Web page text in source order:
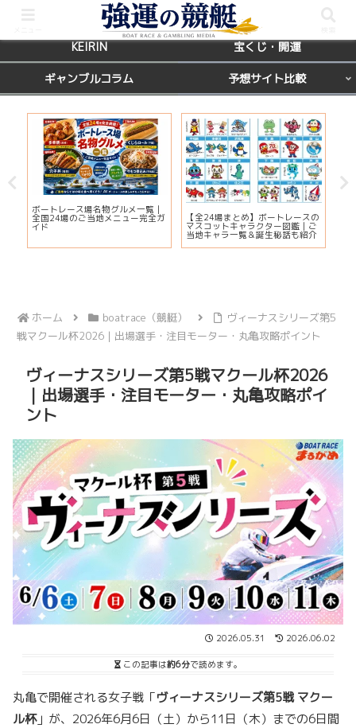
BOATRACE レース場ガイド
KEIRIN 宝くじ・開運
ギャンブルコラム 予想サイト比較
ボートレース場名物グルメ一覧｜
全国24場のご当地メニュー完全ガ
イド
【全24場まとめ】ボートレースの
マスコットキャラクター図鑑｜ご
当地キャラ一覧＆誕生秘話も紹介
ホーム boatrace（競艇）
ヴィーナスシリーズ第5
戦マクール杯2026｜出場選手・注目モーター・丸亀攻略ポイント
ヴィーナスシリーズ第5戦マクール杯2026
｜出場選手・注目モーター・丸亀攻略ポイ
ント
2026.05.31 2026.06.02
この記事は約6分で読めます。
丸亀で開催される女子戦「ヴィーナスシリーズ第5戦 マクー
ル杯」が、2026年6月6日（土）から11日（木）までの6日間